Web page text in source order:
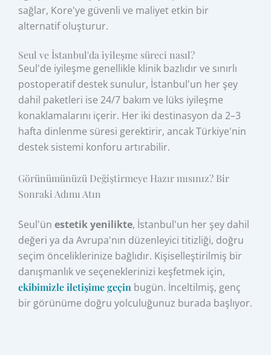
sağlar, Kore'ye güvenli ve maliyet etkin bir
alternatif oluşturur.
Seul ve İstanbul'da iyileşme süreci nasıl?
Seul'de iyileşme genellikle klinik bazlıdır ve sınırlı
postoperatif destek sunulur, İstanbul'un her şey
dahil paketleri ise 24/7 bakım ve lüks iyileşme
konaklamalarını içerir. Her iki destinasyon da 2–3
hafta dinlenme süresi gerektirir, ancak Türkiye'nin
destek sistemi konforu artırabilir.
Görünümünüzü Değiştirmeye Hazır mısınız? Bir
Sonraki Adımı Atın
Seul'ünestetik yenilikte, İstanbul'un her şey dahil
değeri ya da Avrupa'nın düzenleyici titizliği, doğru
seçim önceliklerinize bağlıdır. Kişiselleştirilmiş bir
danışmanlık ve seçeneklerinizi keşfetmek için,
ekibimizle iletişime geçin bugün. İnceltilmiş, genç
bir görünüme doğru yolculuğunuz burada başlıyor.